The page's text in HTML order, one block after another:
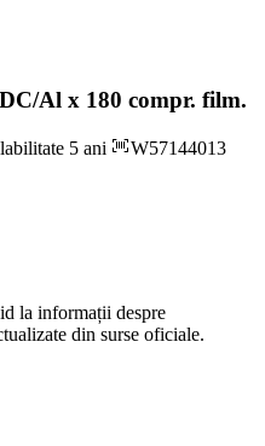
Al x 180 compr. film.
5 ani
W57144013
la informații despre
din surse oficiale.